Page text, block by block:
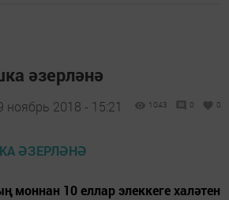
әзерләнә
ноябрь 2018 - 15:21 1043 0 0
моннан 10 еллар элеккеге халәтен